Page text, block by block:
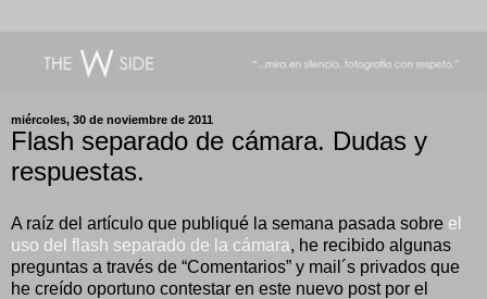
miércoles, 30 de noviembre de 2011
Flash separado de cámara. Dudas y
respuestas.
A raíz del artículo que publiqué la semana pasada sobre el
uso del flash separado de la cámara, he recibido algunas
preguntas a través de “Comentarios” y mail´s privados que
he creído oportuno contestar en este nuevo post por el